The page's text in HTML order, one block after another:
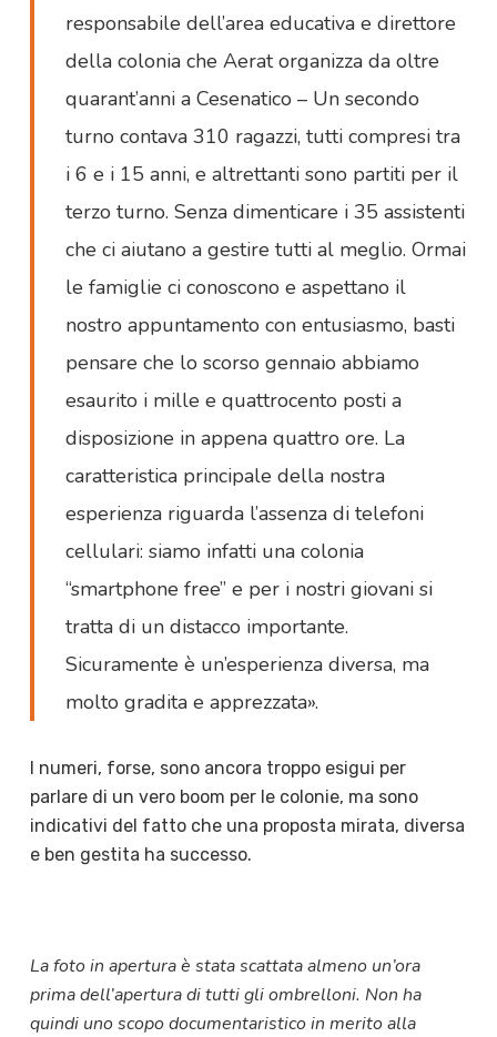
responsabile dell’area educativa e direttore
della colonia che Aerat organizza da oltre
quarant’anni a Cesenatico – Un secondo
turno contava 310 ragazzi, tutti compresi tra
i 6 e i 15 anni, e altrettanti sono partiti per il
terzo turno. Senza dimenticare i 35 assistenti
che ci aiutano a gestire tutti al meglio. Ormai
le famiglie ci conoscono e aspettano il
nostro appuntamento con entusiasmo, basti
pensare che lo scorso gennaio abbiamo
esaurito i mille e quattrocento posti a
disposizione in appena quattro ore. La
caratteristica principale della nostra
esperienza riguarda l’assenza di telefoni
cellulari: siamo infatti una colonia
“smartphone free” e per i nostri giovani si
tratta di un distacco importante.
Sicuramente è un’esperienza diversa, ma
molto gradita e apprezzata».
I numeri, forse, sono ancora troppo esigui per
parlare di un vero boom per le colonie, ma sono
indicativi del fatto che una proposta mirata, diversa
e ben gestita ha successo.
La foto in apertura è stata scattata almeno un’ora
prima dell’apertura di tutti gli ombrelloni. Non ha
quindi uno scopo documentaristico in merito alla